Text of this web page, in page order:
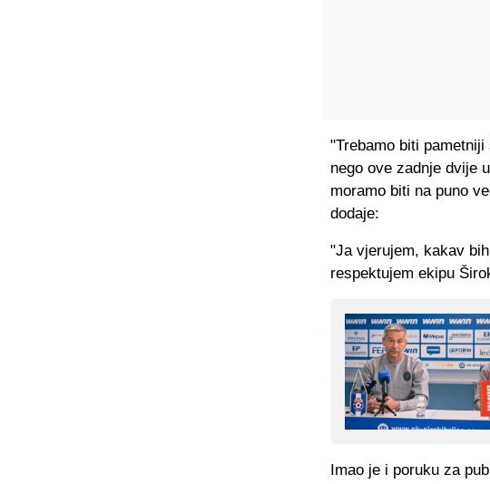
"Trebamo biti
nego ove zadnje dvije
moramo biti na puno
dodaje:
"Ja vjerujem, kakav
respektujem ekipu
Imao je i poruku za